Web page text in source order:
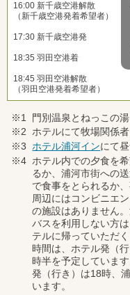
16:00 新千歳空港解散
（新千歳空港発着希望者）
17:30 新千歳空港発
18:35 羽田空港着
18:45 羽田空港解散
（羽田空港発着希望者）
※1
門別温泉とねっこの
※2 ホテルにて牧場関係
※3
ホテル浦河インにて
※4 ホテル内での夕食を
るか、浦河市街への
で食事をとられるか
周辺にはコンビニエ
の施設はありません
バスを利用しない方
テルに帰っていただ
時間は、ホテル発（
時半を予定していま
発（行き）は18時、
います。